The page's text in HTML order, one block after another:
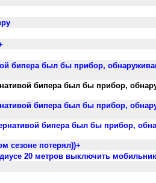
бипера был бы прибор,
бипера был бы прибор,
бипера был бы прибор,
бипера был бы прибор,
сезоне потерял))+
20 метров выключить